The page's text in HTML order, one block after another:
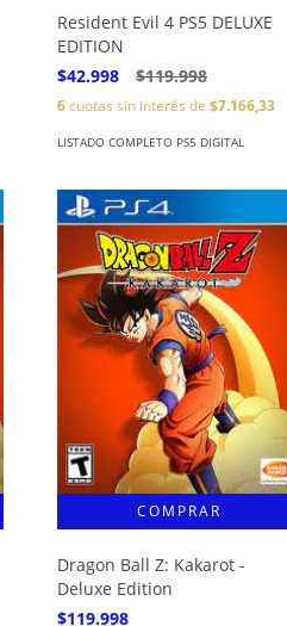
Resident Evil 4 PS5 DELUXE
EDITION
$42.998
$119.998
6cuotas sin interés de$7.166,33
LISTADO COMPLETO PS5 DIGITAL
Dragon Ball Z: Kakarot -
Deluxe Edition
$119.998